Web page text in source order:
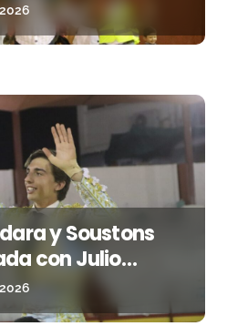
y Soustons
con Julio
y Hugo